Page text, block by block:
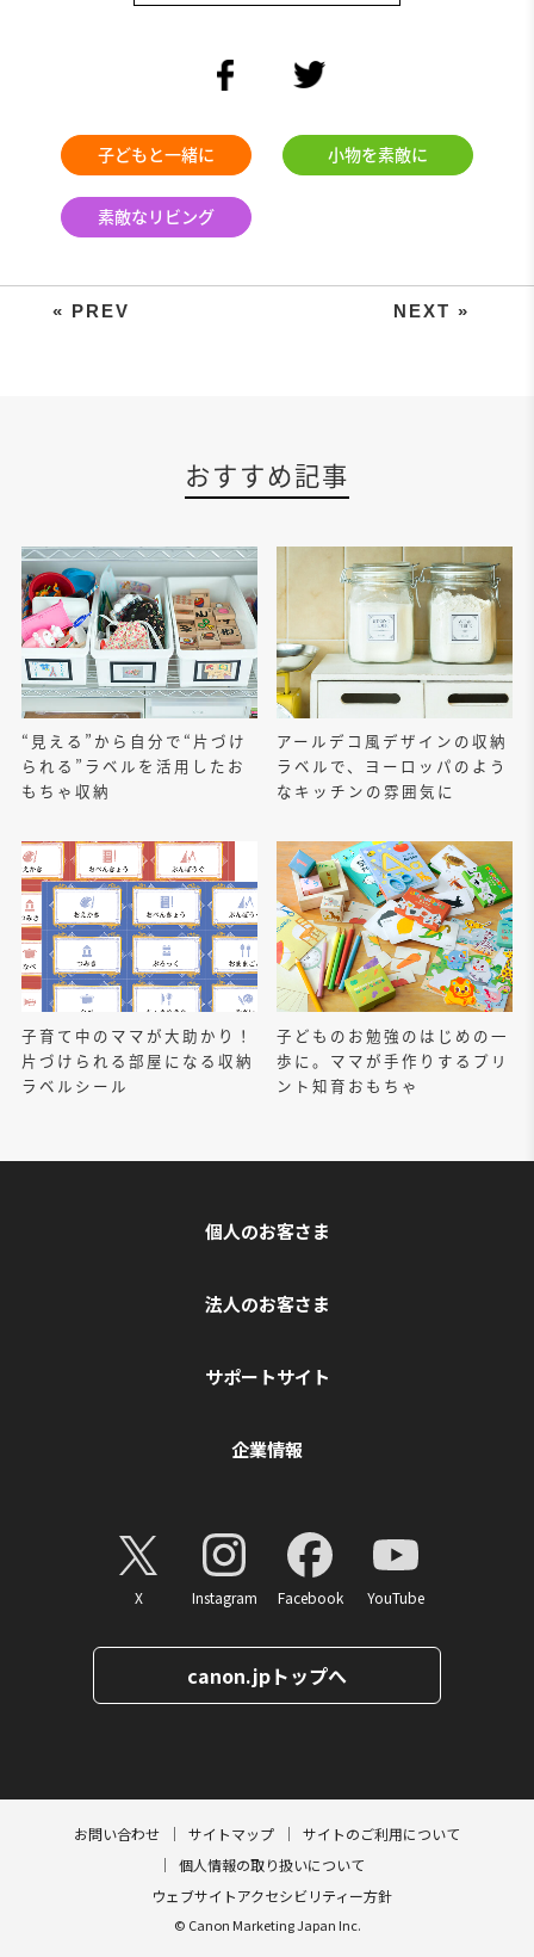
facebook
子どもと一緒に 小物を素敵に
素敵なリビング
子どもがハマる！？ 形を組み合わ
おすすめ記事
“見える”から自分で“片づけ
られる”ラベルを活用したお
もちゃ収納
アールデコ風デザインの収納
ラベルで、ヨーロッパのよう
なキッチンの雰囲気に
子育て中のママが大助かり！
片づけられる部屋になる収納
ラベルシール
子どものお勉強のはじめの一
歩に。ママが手作りするプリ
ント知育おもちゃ
個人のお客さま
法人のお客さま
サポートサイト
企業情報
X Instagram Facebook YouTube
canon.jpトップへ
お問い合わせ サイトマップ
サイトのご利用について
個人情報の取り扱いについて
ウェブサイトアクセシビリティー方針
© Canon Marketing Japan Inc.